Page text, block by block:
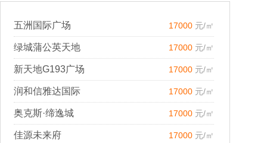
五洲国际广场 17000 元/㎡
绿城蒲公英天地 17000 元/㎡
新天地G193广场 17000 元/㎡
润和信雅达国际 17000 元/㎡
奥克斯·缔逸城 17000 元/㎡
佳源未来府 17000 元/㎡